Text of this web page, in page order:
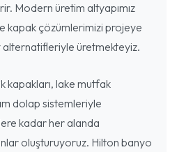
Modern üretim altyapımız
kapak çözümlerimizi projeye
alternatifleriyle üretmekteyiz.
kapakları, lake mutfak
dolap sistemleriyle
kadar her alanda
oluşturuyoruz. Hilton banyo